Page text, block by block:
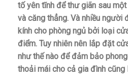
tố yên tĩnh để thư giãn sau
và căng thẳng. Và nhiều người
kính cho phòng ngủ bởi loại
điểm. Tuy nhiên nên lắp đặt
như thế nào để đảm bảo
thoải mái cho cả gia đình cũng